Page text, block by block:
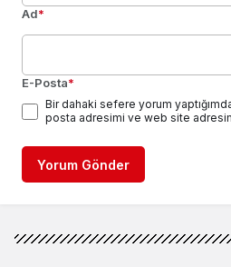
Ad*
E-Posta*
Bir dahaki sefere yorum
posta adresimi ve web site
Yorum Gönder